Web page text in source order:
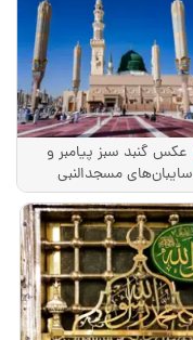
عکس گنبد سبز پیامبر و
سایبان‌های مسجدالنبی